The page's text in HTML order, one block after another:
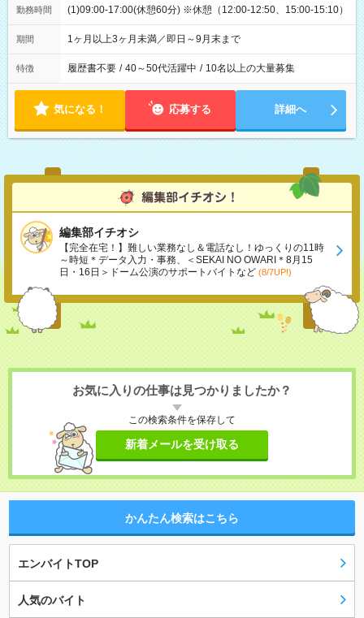
勤務時間 (1)09:00-17:00(休憩60分) ※休憩（12:00-12:50、15:00-15:10）
期間 1ヶ月以上3ヶ月未満／即日～9月末まで
特徴 履歴書不要 / 40～50代活躍中 / 10名以上の大量募集
気になる！ 応募する 詳細へ
編集部イチオシ
【完全在宅！】難しい業務なし＆電話なし！ゆっくりの11時
～時短＊データ入力・事務、＜SEKAI NO OWARI＊8月15
日・16日＞ドーム公演のサポートバイトなど (8/7UP!)
お気に入りの仕事は見つかりましたか？
この検索条件を保存して
新着メールを受け取る
かんたん検索はこちら
エンバイトTOP
人気のバイト